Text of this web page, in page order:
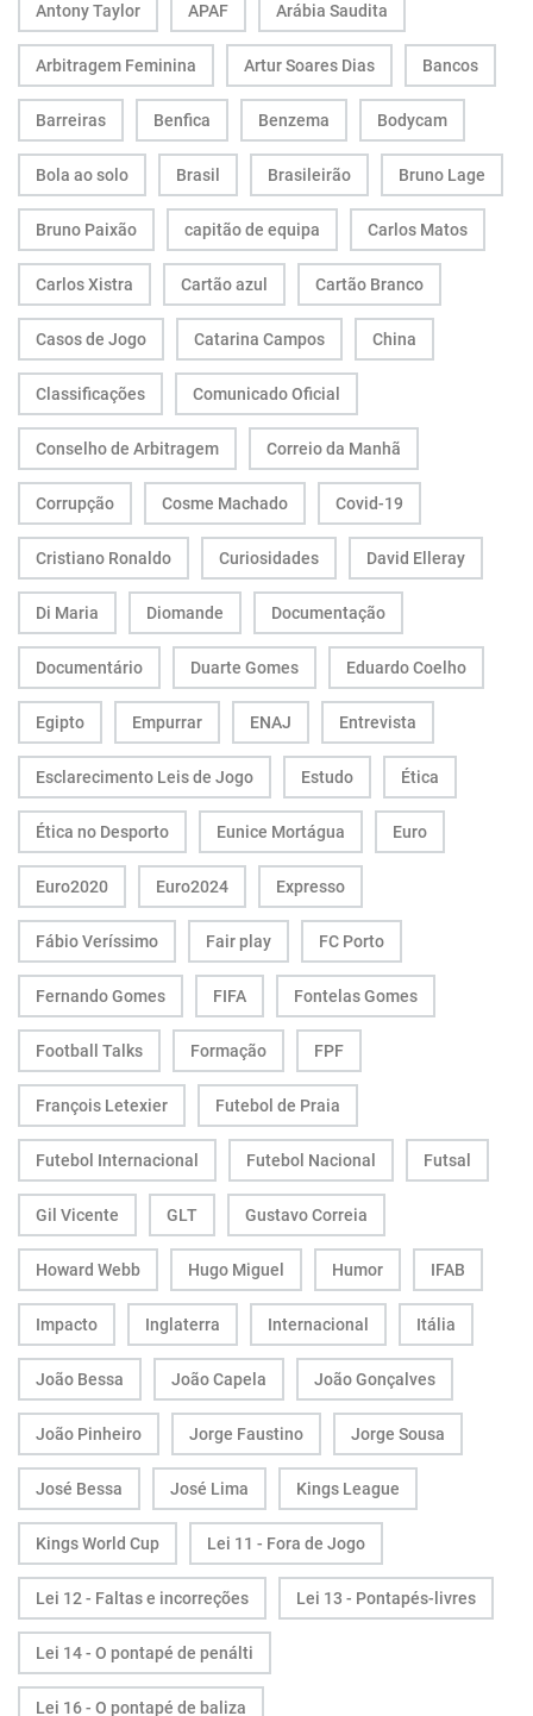
Antony Taylor APAF Arábia Saudita
Arbitragem Feminina Artur Soares Dias Bancos
Barreiras Benfica Benzema Bodycam
Bola ao solo Brasil Brasileirão Bruno Lage
Bruno Paixão capitão de equipa Carlos Matos
Carlos Xistra Cartão azul Cartão Branco
Casos de Jogo Catarina Campos China
Classificações Comunicado Oficial
Conselho de Arbitragem Correio da Manhã
Corrupção Cosme Machado Covid-19
Cristiano Ronaldo Curiosidades David Elleray
Di Maria Diomande Documentação
Documentário Duarte Gomes Eduardo Coelho
Egipto Empurrar ENAJ Entrevista
Esclarecimento Leis de Jogo Estudo Ética
Ética no Desporto Eunice Mortágua Euro
Euro2020 Euro2024 Expresso
Fábio Veríssimo Fair play FC Porto
Fernando Gomes FIFA Fontelas Gomes
Football Talks Formação FPF
François Letexier Futebol de Praia
Futebol Internacional Futebol Nacional Futsal
Gil Vicente GLT Gustavo Correia
Howard Webb Hugo Miguel Humor IFAB
Impacto Inglaterra Internacional Itália
João Bessa João Capela João Gonçalves
João Pinheiro Jorge Faustino Jorge Sousa
José Bessa José Lima Kings League
Kings World Cup Lei 11 - Fora de Jogo
Lei 12 - Faltas e incorreções Lei 13 - Pontapés-livres
Lei 14 - O pontapé de penálti
Lei 16 - O pontapé de baliza